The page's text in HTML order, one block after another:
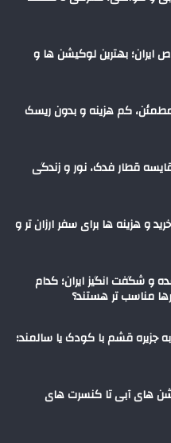
بهترین لوکیشن ها و
کم هزینه و بدون ریسک
قطار فدک، نور و زندگی
و هزینه ها برای سفر ارزان تر و
شده و شگفت انگیز ایران؛ کدام
مناسب تر هستند؟
جزیره قشم با کودک یا سالمند؛
های آبی تا کنسرت های